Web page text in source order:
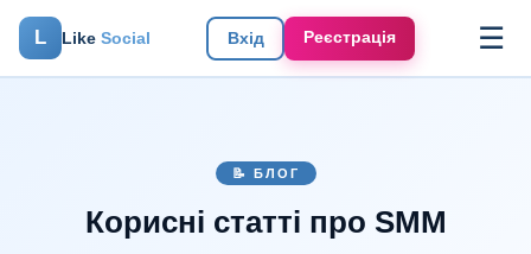
L Like Social Вхід Реєстрація ☰
📝 БЛОГ
Корисні статті про SMM